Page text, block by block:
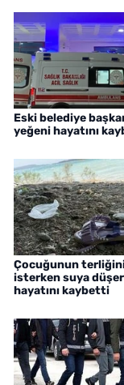
Eski belediye
yeğeni hayatını
Çocuğunun
isterken suya
hayatını kaybetti